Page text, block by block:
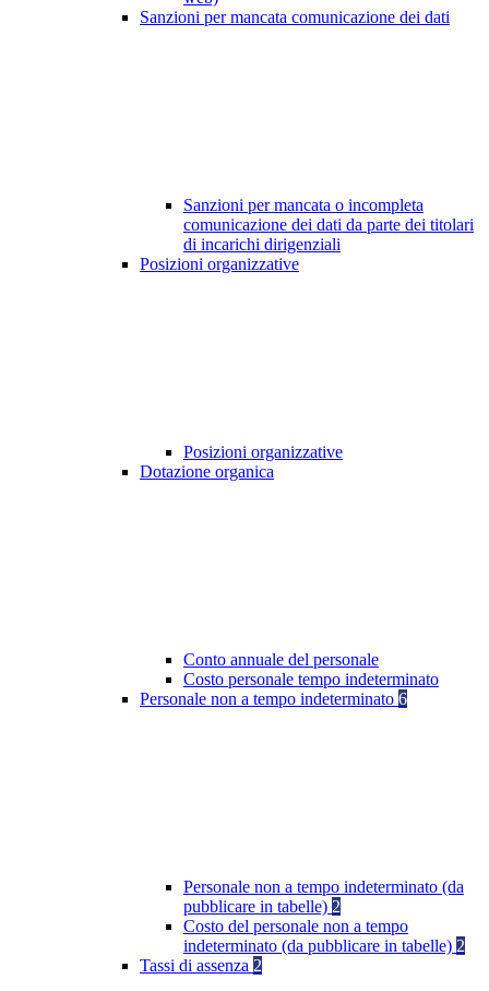
Sanzioni per mancata comunicazione dei dati
Sanzioni per mancata o incompleta
comunicazione dei dati da parte dei titolari
di incarichi dirigenziali
Posizioni organizzative
Posizioni organizzative
Dotazione organica
Conto annuale del personale
Costo personale tempo indeterminato
Personale non a tempo indeterminato 6
Personale non a tempo indeterminato (da
pubblicare in tabelle) 2
Costo del personale non a tempo
indeterminato (da pubblicare in tabelle) 2
Tassi di assenza 2